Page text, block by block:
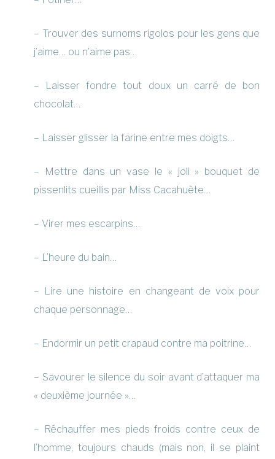
– Trouver des surnoms rigolos pour les gens que
j’aime… ou n’aime pas…
– Laisser fondre tout doux un carré de bon
chocolat…
– Laisser glisser la farine entre mes doigts…
– Mettre dans un vase le « joli » bouquet de
pissenlits cueillis par Miss Cacahuète…
– Virer mes escarpins…
– L’heure du bain…
– Lire une histoire en changeant de voix pour
chaque personnage…
– Endormir un petit crapaud contre ma poitrine…
– Savourer le silence du soir avant d’attaquer ma
« deuxième journée »…
– Réchauffer mes pieds froids contre ceux de
l’homme, toujours chauds (mais non, il se plaint